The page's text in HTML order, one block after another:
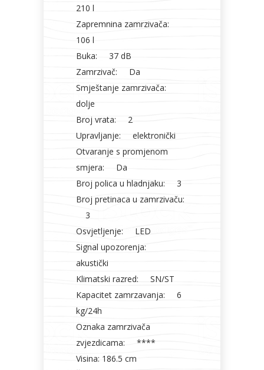
210 l
Zapremnina zamrzivača:
106 l
Buka: 37 dB
Zamrzivač: Da
Smještanje zamrzivača:
dolje
Broj vrata: 2
Upravljanje: elektronički
Otvaranje s promjenom
smjera: Da
Broj polica u hladnjaku: 3
Broj pretinaca u zamrzivaču:
3
Osvjetljenje: LED
Signal upozorenja:
akustički
Klimatski razred: SN/ST
Kapacitet zamrzavanja: 6
kg/24h
Oznaka zamrzivača
zvjezdicama: ****
Visina: 186.5 cm